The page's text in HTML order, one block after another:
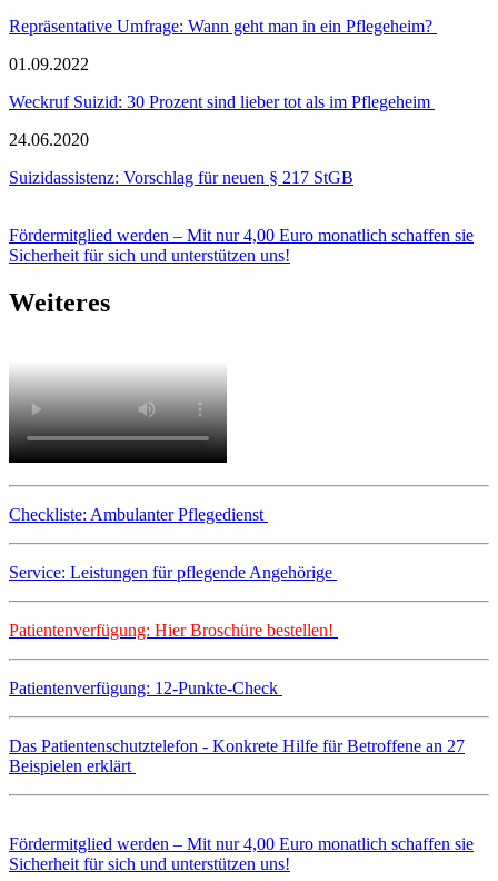
Repräsentative Umfrage: Wann geht man in ein Pflegeheim?
01.09.2022
Weckruf Suizid: 30 Prozent sind lieber tot als im Pflegeheim
24.06.2020
Suizidassistenz: Vorschlag für neuen § 217 StGB
Fördermitglied werden – Mit nur 4,00 Euro monatlich schaffen sie
Sicherheit für sich und unterstützen uns!
Weiteres
Checkliste: Ambulanter Pflegedienst
Service: Leistungen für pflegende Angehörige
Patientenverfügung: Hier Broschüre bestellen!
Patientenverfügung: 12-Punkte-Check
Das Patientenschutztelefon - Konkrete Hilfe für Betroffene an 27
Beispielen erklärt
Fördermitglied werden – Mit nur 4,00 Euro monatlich schaffen sie
Sicherheit für sich und unterstützen uns!